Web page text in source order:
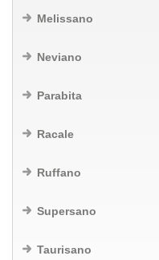
Melissano
Neviano
Parabita
Racale
Ruffano
Supersano
Taurisano